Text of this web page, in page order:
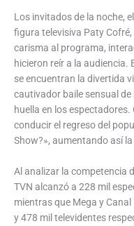
Los invitados de la noche,
figura televisiva Paty
carisma al programa,
hicieron reír a la
se encuentran la divertida
cautivador baile sensual
huella en los
conducir el regreso del
Show?», aumentando así
Al analizar la competencia
TVN alcanzó a 228 mil
mientras que Mega y
y 478 mil televidentes